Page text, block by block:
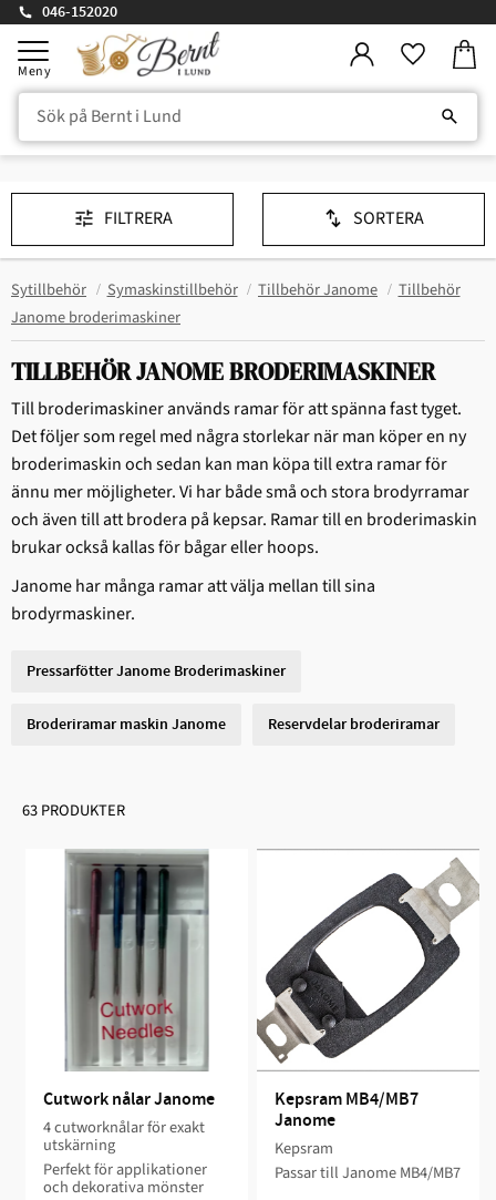
Meny
046-152020
Sytillbehör Symaskinstillbehör Tillbehör Janome
Tillbehör
Janome broderimaskiner
TILLBEHÖR JANOME BRODERIMASKINER
Till broderimaskiner används ramar för att spänna fast tyget.
Det följer som regel med några storlekar när man köper en ny
broderimaskin och sedan kan man köpa till extra ramar för
ännu mer möjligheter. Vi har både små och stora brodyrramar
och även till att brodera på kepsar. Ramar till en broderimaskin
brukar också kallas för bågar eller hoops.
Janome har många ramar att välja mellan till sina
brodyrmaskiner.
Pressarfötter Janome Broderimaskiner
Broderiramar maskin Janome Reservdelar broderiramar
63 PRODUKTER
FILTRERA SORTERA
Cutwork nålar Janome
4 cutworknålar för exakt
utskärning
Perfekt för applikationer
och dekorativa mönster
Kepsram MB4/MB7
Janome
Kepsram
Passar till Janome MB4/MB7